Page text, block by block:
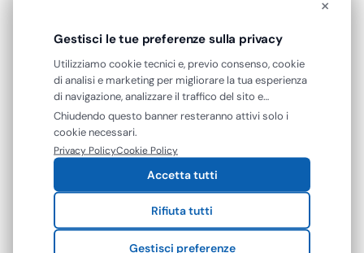
Acquirente verificato
10 Luglio 2026
spedizione rapida, prodotti come da descrizione,
grazie. prezzi convenienti.
Acquirente verificato
09 Luglio 2026
×
Gestisci le tue preferenze sulla privacy
Utilizziamo cookie tecnici e, previo consenso, cookie
di analisi e marketing per migliorare la tua esperienza
di navigazione, analizzare il traffico del sito e
mostrarti contenuti e pubblicità personalizzati. Puoi
accettare tutti i cookie oppure gestire le tue
preferenze. Puoi modificare o revocare il consenso in
qualsiasi momento.
Chiudendo questo banner resteranno attivi solo i
cookie necessari.
Privacy PolicyCookie Policy
Accetta tutti
Rifiuta tutti
Gestisci preferenze